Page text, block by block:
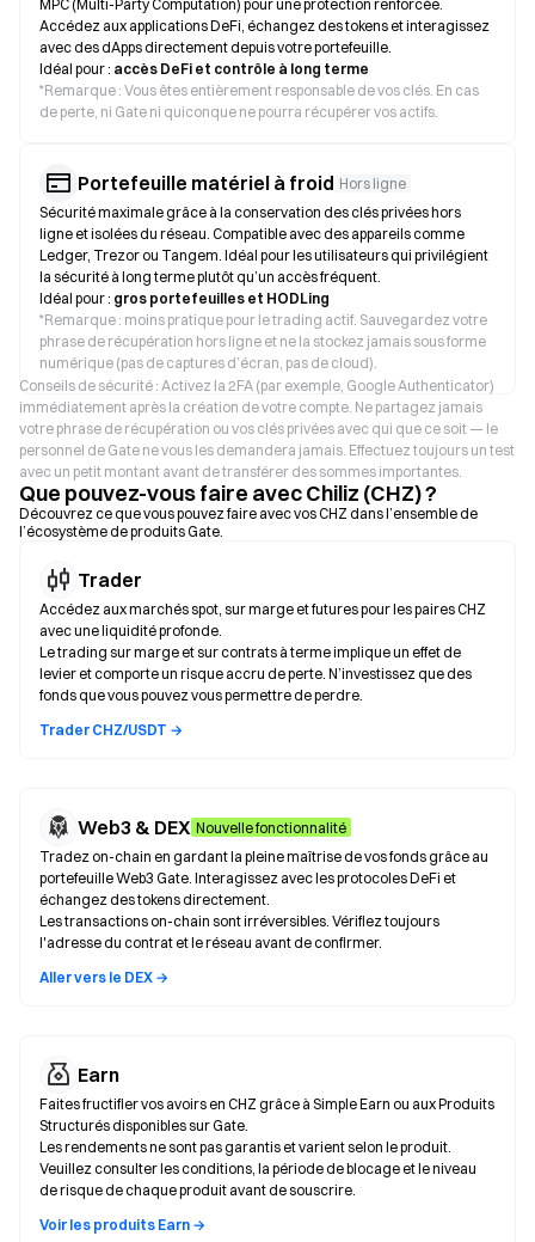
MPC (Multi-Party Computation) pour une protection renforcée.
Accédez aux applications DeFi, échangez des tokens et interagissez
avec des dApps directement depuis votre portefeuille.
Idéal pour : accès DeFi et contrôle à long terme
*Remarque : Vous êtes entièrement responsable de vos clés. En cas
de perte, ni Gate ni quiconque ne pourra récupérer vos actifs.
Portefeuille matériel à froid Hors ligne
Sécurité maximale grâce à la conservation des clés privées hors
ligne et isolées du réseau. Compatible avec des appareils comme
Ledger, Trezor ou Tangem. Idéal pour les utilisateurs qui privilégient
la sécurité à long terme plutôt qu’un accès fréquent.
Idéal pour : gros portefeuilles et HODLing
*Remarque : moins pratique pour le trading actif. Sauvegardez votre
phrase de récupération hors ligne et ne la stockez jamais sous forme
numérique (pas de captures d’écran, pas de cloud).
Conseils de sécurité : Activez la 2FA (par exemple, Google Authenticator)
immédiatement après la création de votre compte. Ne partagez jamais
votre phrase de récupération ou vos clés privées avec qui que ce soit — le
personnel de Gate ne vous les demandera jamais. Effectuez toujours un test
avec un petit montant avant de transférer des sommes importantes.
Que pouvez-vous faire avec Chiliz (CHZ) ?
Découvrez ce que vous pouvez faire avec vos CHZ dans l’ensemble de
l’écosystème de produits Gate.
Trader
Accédez aux marchés spot, sur marge et futures pour les paires CHZ
avec une liquidité profonde.
Le trading sur marge et sur contrats à terme implique un effet de
levier et comporte un risque accru de perte. N’investissez que des
fonds que vous pouvez vous permettre de perdre.
Trader CHZ/USDT →
Web3 & DEX Nouvelle fonctionnalité
Tradez on-chain en gardant la pleine maîtrise de vos fonds grâce au
portefeuille Web3 Gate. Interagissez avec les protocoles DeFi et
échangez des tokens directement.
Les transactions on-chain sont irréversibles. Vérifiez toujours
l'adresse du contrat et le réseau avant de confirmer.
Aller vers le DEX →
Earn
Faites fructifier vos avoirs en CHZ grâce à Simple Earn ou aux Produits
Structurés disponibles sur Gate.
Les rendements ne sont pas garantis et varient selon le produit.
Veuillez consulter les conditions, la période de blocage et le niveau
de risque de chaque produit avant de souscrire.
Voir les produits Earn →